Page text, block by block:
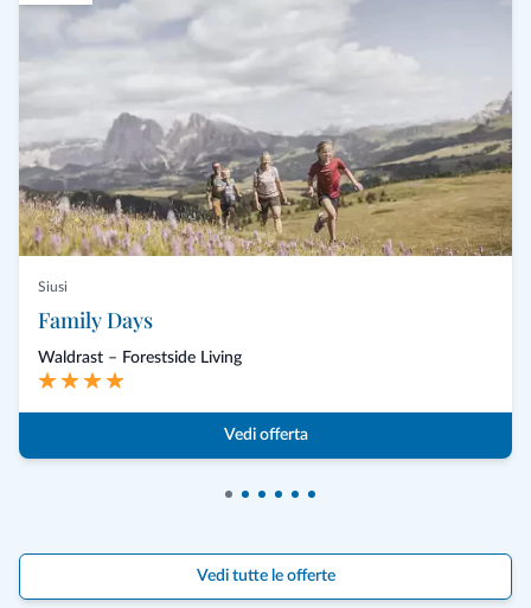
Siusi
Family Days
Waldrast – Forestside Living
Vedi offerta
Vedi tutte le offerte